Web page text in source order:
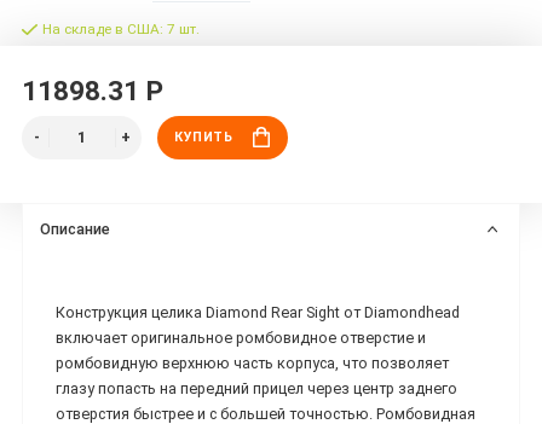
На складе в США: 7 шт.
11898.31 Р
КУПИТЬ
Описание
Конструкция целика Diamond Rear Sight от Diamondhead
включает оригинальное ромбовидное отверстие и
ромбовидную верхнюю часть корпуса, что позволяет
глазу попасть на передний прицел через центр заднего
отверстия быстрее и с большей точностью. Ромбовидная